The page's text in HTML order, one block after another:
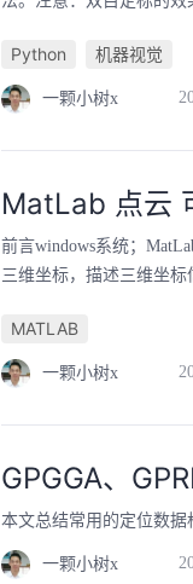
Python 机器视觉
一颗小树x
MatLab 点云
前言windows系统；
三维坐标，描述三维坐
MATLAB
一颗小树x
GPGGA、
本文总结常用的定位数据
一颗小树x